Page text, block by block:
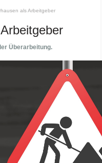
als Arbeitgeber
Überarbeitung.